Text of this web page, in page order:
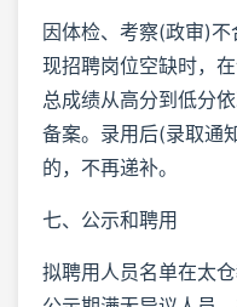
因体检、考察(政审)
现招聘岗位空缺时，
总成绩从高分到低分
备案。录用后(录取通
的，不再递补。
七、公示和聘用
拟聘用人员名单在太